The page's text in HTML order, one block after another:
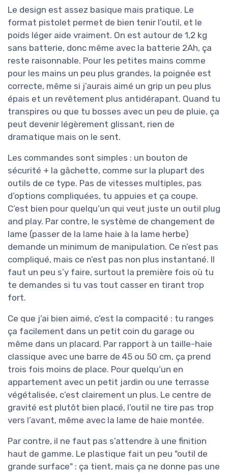
Le design est assez basique mais pratique. Le
format pistolet permet de bien tenir l’outil, et le
poids léger aide vraiment. On est autour de 1,2 kg
sans batterie, donc même avec la batterie 2Ah, ça
reste raisonnable. Pour les petites mains comme
pour les mains un peu plus grandes, la poignée est
correcte, même si j’aurais aimé un grip un peu plus
épais et un revêtement plus antidérapant. Quand tu
transpires ou que tu bosses avec un peu de pluie, ça
peut devenir légèrement glissant, rien de
dramatique mais on le sent.
Les commandes sont simples : un bouton de
sécurité + la gâchette, comme sur la plupart des
outils de ce type. Pas de vitesses multiples, pas
d’options compliquées, tu appuies et ça coupe.
C’est bien pour quelqu’un qui veut juste un outil plug
and play. Par contre, le système de changement de
lame (passer de la lame haie à la lame herbe)
demande un minimum de manipulation. Ce n’est pas
compliqué, mais ce n’est pas non plus instantané. Il
faut un peu s’y faire, surtout la première fois où tu
te demandes si tu vas tout casser en tirant trop
fort.
Ce que j’ai bien aimé, c’est la compacité : tu ranges
ça facilement dans un petit coin du garage ou
même dans un placard. Par rapport à un taille-haie
classique avec une barre de 45 ou 50 cm, ça prend
trois fois moins de place. Pour quelqu’un en
appartement avec un petit jardin ou une terrasse
végétalisée, c’est clairement un plus. Le centre de
gravité est plutôt bien placé, l’outil ne tire pas trop
vers l’avant, même avec la lame de haie montée.
Par contre, il ne faut pas s’attendre à une finition
haut de gamme. Le plastique fait un peu "outil de
grande surface" : ça tient, mais ça ne donne pas une